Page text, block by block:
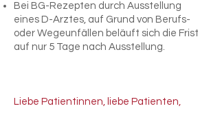
Bei BG-Rezepten durch Ausstellung
eines D-Arztes, auf Grund von Berufs-
oder Wegeunfällen beläuft sich die Frist
auf nur 5 Tage nach Ausstellung.
Liebe Patientinnen, liebe Patienten,